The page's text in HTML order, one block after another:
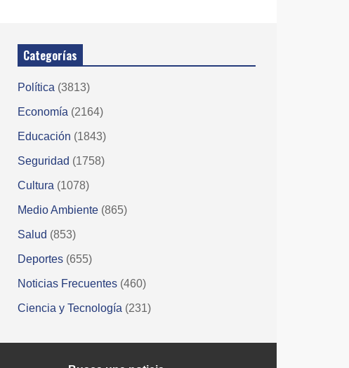
Categorías
Política (3813)
Economía (2164)
Educación (1843)
Seguridad (1758)
Cultura (1078)
Medio Ambiente (865)
Salud (853)
Deportes (655)
Noticias Frecuentes (460)
Ciencia y Tecnología (231)